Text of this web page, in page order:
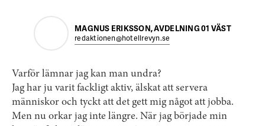
MAGNUS ERIKSSON, AVDELNING 01 VÄST
redaktionen@hotellrevyn.se
Varför lämnar jag kan man undra?
Jag har ju varit fackligt aktiv, älskat att servera
människor och tyckt att det gett mig något att jobba.
Men nu orkar jag inte längre. När jag började min